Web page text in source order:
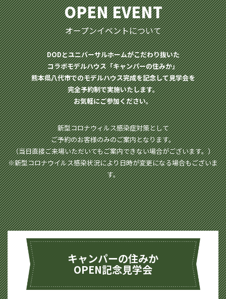
OPEN EVENT
オープンイベントについて
DODとユニバーサルホームがこだわり抜いた
コラボモデルハウス「キャンパーの住みか」
熊本県八代市でのモデルハウス完成を記念して見学会を
完全予約制で実施いたします。
お気軽にご参加ください。
新型コロナウィルス感染症対策として
ご予約のお客様のみのご案内となります。
（当日直接ご来場いただいてもご案内できない場合がございます。）
※新型コロナウイルス感染状況により日時が変更になる場合もございま
す。
キャンパーの住みか
OPEN記念見学会